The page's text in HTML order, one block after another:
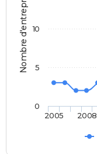
Nombre d'entreprises
2005 2008
0
5
10